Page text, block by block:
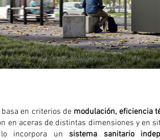
en criterios de modulación, eficiencia
en aceras de distintas dimensiones y en
incorpora un sistema sanitario